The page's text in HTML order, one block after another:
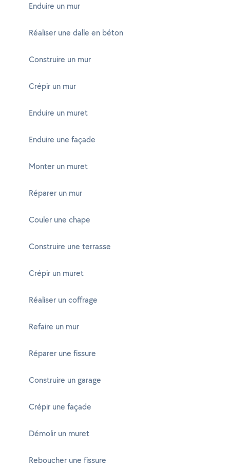
Enduire un mur
Réaliser une dalle en béton
Construire un mur
Crépir un mur
Enduire un muret
Enduire une façade
Monter un muret
Réparer un mur
Couler une chape
Construire une terrasse
Crépir un muret
Réaliser un coffrage
Refaire un mur
Réparer une fissure
Construire un garage
Crépir une façade
Démolir un muret
Reboucher une fissure